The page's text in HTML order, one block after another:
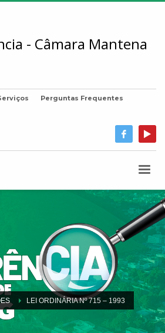
Perguntas Frequentes
LEI ORDINÁRIA Nº 715 – 1993